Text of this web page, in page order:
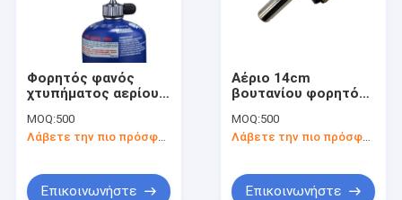
Φορητός φανός
χτυπήματος αερίου
MOQ:500
Λάβετε την πιο πρόσφατη τιμή
Επικοινωνήστε
Αέριο 14cm
βουτανίου φορητός
φανός
MOQ:500
Επικοινωνήστε